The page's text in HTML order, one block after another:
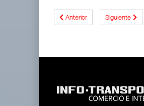
Anterior Siguiente
Lala Yomi®
Toyota